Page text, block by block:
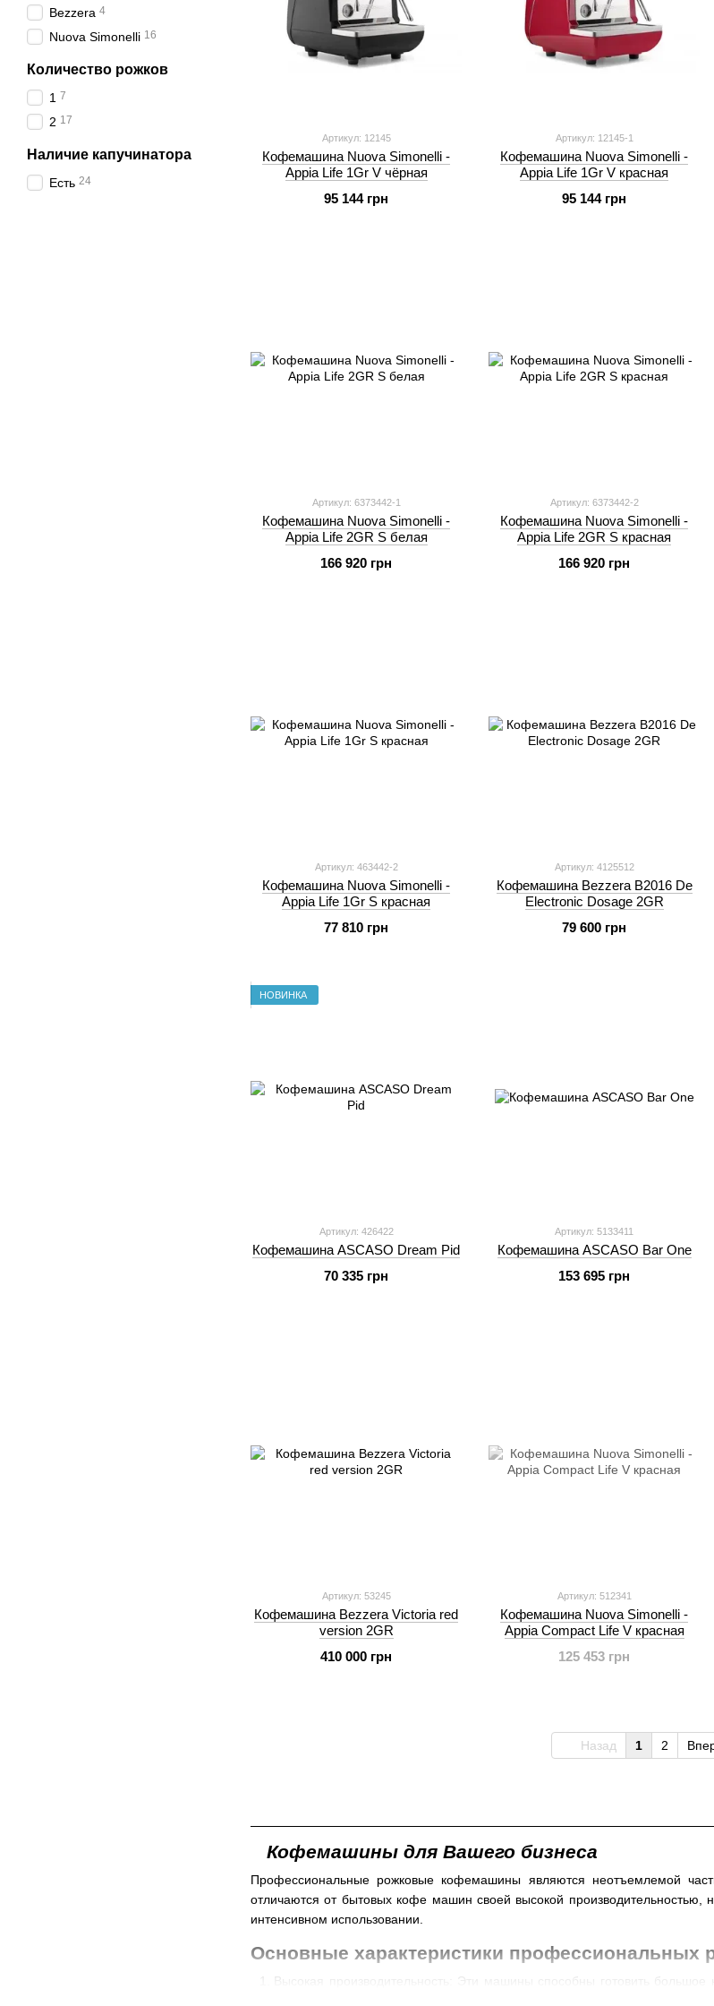
Кофемашины для Вашего бизнеса
Профессиональные рожковые кофемашины являются неотъемлемой
отличаются от бытовых кофе машин своей высокой производительностью,
интенсивном использовании.
Основные характеристики
Высокая производительность: Эти машины способны готовить большое
Артикул: 12145
Кофемашина Nuova Simonelli -
Appia Life 1Gr V чёрная
95 144 грн
Артикул: 12145-1
Кофемашина Nuova Simonelli -
Appia Life 1Gr V красная
95 144 грн
Артикул: 6373442-1
Кофемашина Nuova Simonelli -
Appia Life 2GR S белая
166 920 грн
Артикул: 6373442-2
Кофемашина Nuova Simonelli -
Appia Life 2GR S красная
166 920 грн
Артикул: 463442-2
Кофемашина Nuova Simonelli -
Appia Life 1Gr S красная
77 810 грн
Артикул: 4125512
Кофемашина Bezzera B2016 De
Electronic Dosage 2GR
79 600 грн
НОВИНКА
Артикул: 426422
Кофемашина ASCASO Dream Pid
70 335 грн
Артикул: 5133411
Кофемашина ASCASO Bar One
153 695 грн
Артикул: 53245
Кофемашина Bezzera Victoria red
version 2GR
410 000 грн
Артикул: 512341
Кофемашина Nuova Simonelli -
Appia Compact Life V красная
125 453 грн
Назад 1 2
Bezzera 4
Nuova Simonelli 16
Количество рожков
1 7
2 17
Наличие капучинатора
Есть 24